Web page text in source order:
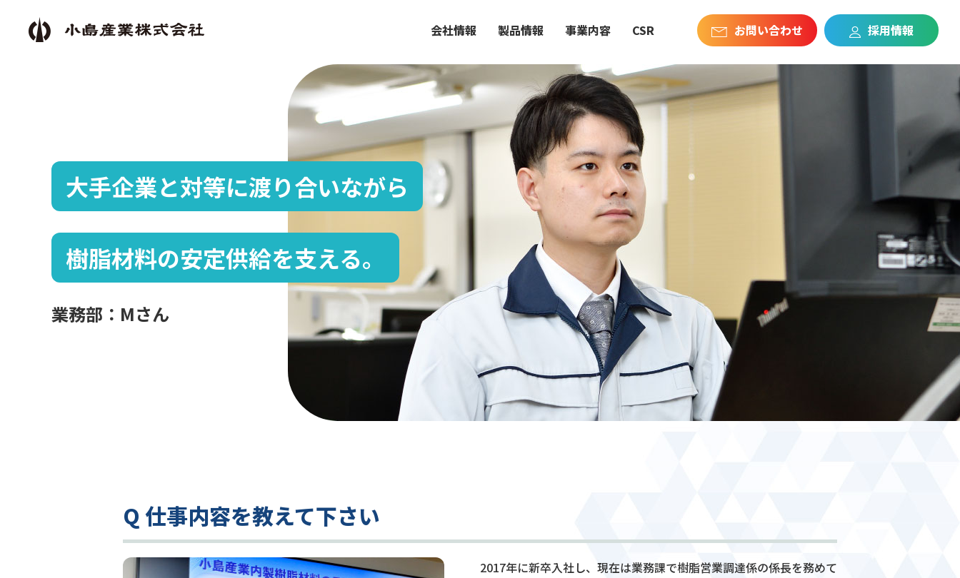
会社情報 製品情報 事業内容 CSR お問い合わせ 採用情報
大手企業と対等に渡り合いながら
樹脂材料の安定供給を支える。
業務部：Mさん
Q 仕事内容を教えて下さい
2017年に新卒入社し、現在は業務課で樹脂営業調達係の係長を務めて